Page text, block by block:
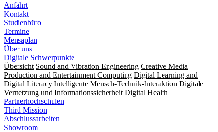
Anfahrt
Kontakt
Studienbüro
Termine
Mensaplan
Über uns
Digitale Schwerpunkte
Übersicht Sound and Vibration Engineering Creative Media
Production and Entertainment Computing Digital Learning and
Digital Literacy Intelligente Mensch-Technik-Interaktion Digitale
Vernetzung und Informationssicherheit Digital Health
Partnerhochschulen
Third Mission
Abschlussarbeiten
Showroom